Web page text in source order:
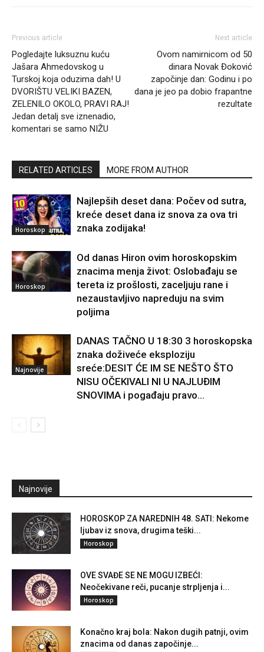
Previous article
Pogledajte luksuznu kuću
Jašara Ahmedovskog u
Turskoj koja oduzima dah! U
DVORIŠTU VELIKI BAZEN,
ZELENILO OKOLO, PRAVI RAJ!
Jedan detalj sve iznenadio,
komentari se samo NIŽU
Next article
Ovom namirnicom od 50
dinara Novak Đoković
započinje dan: Godinu i po
dana je jeo pa dobio frapantne
rezultate
RELATED ARTICLES MORE FROM AUTHOR
Horoskop
Najlepših deset dana: Počev od sutra,
kreće deset dana iz snova za ova tri
znaka zodijaka!
Horoskop
Od danas Hiron ovim horoskopskim
znacima menja život: Oslobađaju se
tereta iz prošlosti, zaceljuju rane i
nezaustavljivo napreduju na svim
poljima
Najnovije
DANAS TAČNO U 18:30 3 horoskopska
znaka doživeće eksploziju
sreće:DESIT ĆE IM SE NEŠTO ŠTO
NISU OČEKIVALI NI U NAJLUĐIM
SNOVIMA i pogađaju pravo...
Najnovije
HOROSKOP ZA NAREDNIH 48. SATI: Nekome
ljubav iz snova, drugima teški...
Horoskop
OVE SVAĐE SE NE MOGU IZBEĆI:
Neočekivane reči, pucanje strpljenja i...
Horoskop
Konačno kraj bola: Nakon dugih patnji, ovim
znacima od danas započinje...